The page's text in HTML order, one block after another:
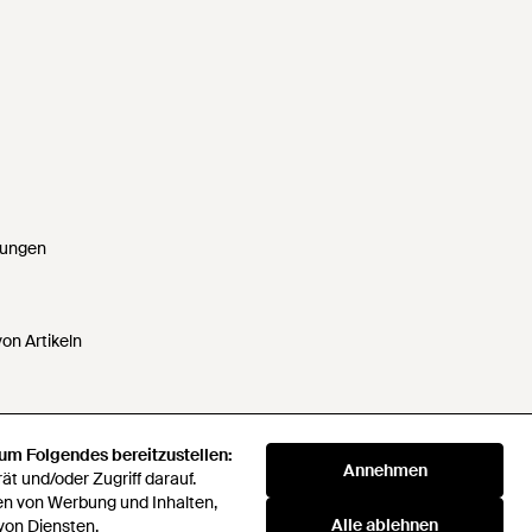
Folgendes bereitzustellen:
und/oder Zugriff darauf.
von Werbung und Inhalten,
Diensten.
Annehmen
Alle ablehnen
Folgendes bereitzustellen:
und/oder Zugriff darauf.
von Werbung und Inhalten,
Diensten.
Annehmen
Alle ablehnen
Artikeln
nicht verkaufen oder weitergeben